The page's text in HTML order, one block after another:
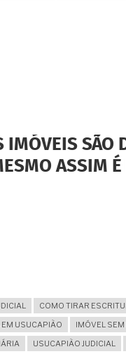
IMÓVEIS SÃO
ASSIM
COMO TIRAR
USUCAPIÃO
IMÓVEL
USUCAPIÃO JUDICIAL